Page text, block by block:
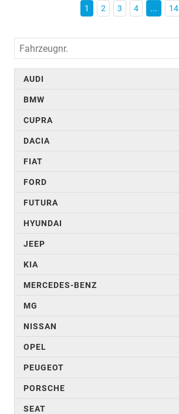
1 2 3 4 ... 14
Fahrzeugnr.
AUDI
BMW
CUPRA
DACIA
FIAT
FORD
FUTURA
HYUNDAI
JEEP
KIA
MERCEDES-BENZ
MG
NISSAN
OPEL
PEUGEOT
PORSCHE
SEAT